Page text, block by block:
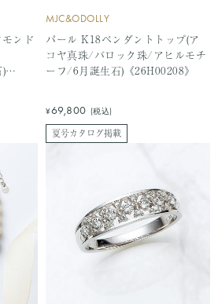
ンド
夏号カタログ掲載
MJC&ODOLLY
パール K18ペンダントトップ(ア
コヤ真珠/バロック珠/アヒルモチ
ーフ/6月誕生石)《26H00208》
セ
ー
ル
¥69,800 (税込)